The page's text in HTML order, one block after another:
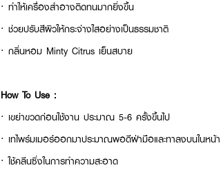
· ทำให้เครื่องสำอางติดทนมากยิ่งขึ้น
· ช่วยปรับสีผิวให้กระจ่างใสอย่างเป็นธรรมชาติ
· กลิ่นหอม Minty Citrus เย็นสบาย
How To Use :
· เขย่าขวดก่อนใช้งาน ประมาณ 5-6 ครั้งขึ้นไป
· เทไพร์มเมอร์ออกมาประมาณพอดีฝ่ามือและทาลงบนในหน้
· ใช้คลีนซิ่งในการทำความสะอาด